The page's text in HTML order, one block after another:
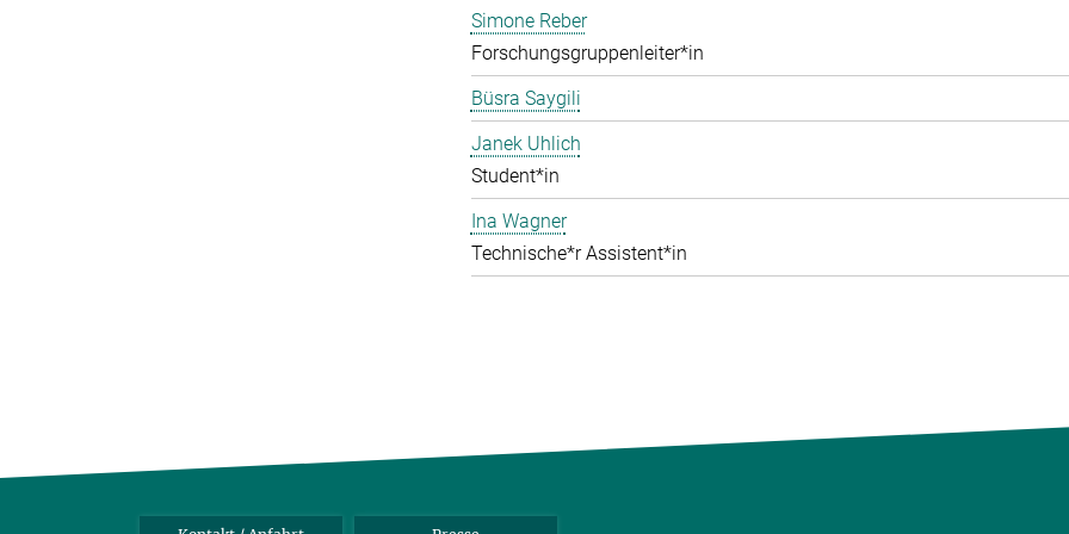
Simone Reber
Forschungsgruppenleiter*in
Büsra Saygili
Janek Uhlich
Student*in
Ina Wagner
Technische*r Assistent*in